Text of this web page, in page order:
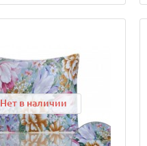
Нет в наличии